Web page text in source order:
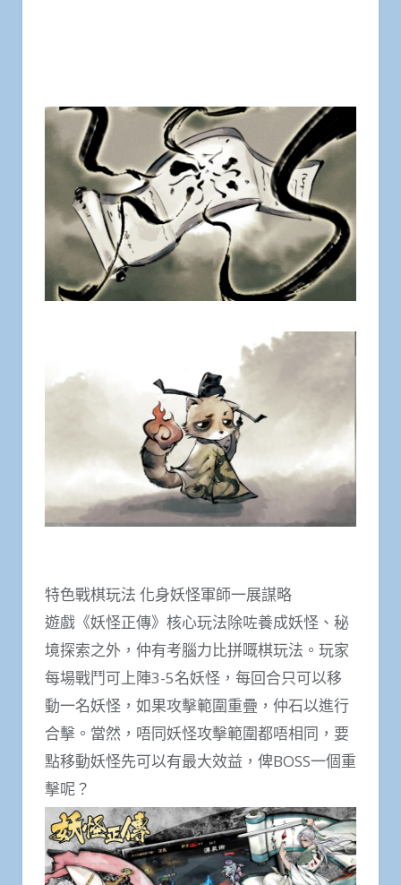
特色戰棋玩法 化身妖怪軍師一展謀略
遊戲《妖怪正傳》核心玩法除咗養成妖怪、秘
境探索之外，仲有考腦力比拼嘅棋玩法。玩家
每場戰鬥可上陣3-5名妖怪，每回合只可以移
動一名妖怪，如果攻擊範圍重疊，仲石以進行
合擊。當然，唔同妖怪攻擊範圍都唔相同，要
點移動妖怪先可以有最大效益，俾BOSS一個重
擊呢？